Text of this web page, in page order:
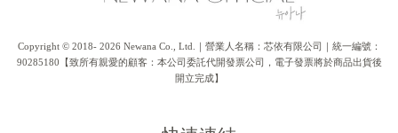
Copyright © 2018- 2026 Newana Co., Ltd.｜營業人名稱：芯依有限公司｜統一編號：
90285180【致所有親愛的顧客：本公司委託代開發票公司，電子發票將於商品出貨後
開立完成】